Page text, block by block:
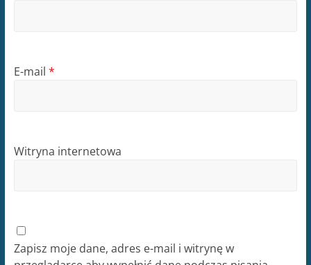
E-mail *
Witryna internetowa
Zapisz moje dane, adres e-mail i witrynę w